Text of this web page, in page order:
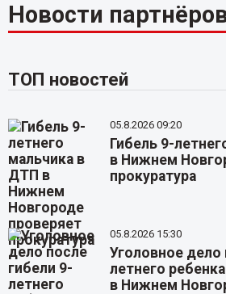
Новости
ТОП новостей
05.8.2026 09:20
Гибель 9-
в Нижнем
прокуратура
05.8.2026 15:30
Уголовное дело
летнего
в Нижнем